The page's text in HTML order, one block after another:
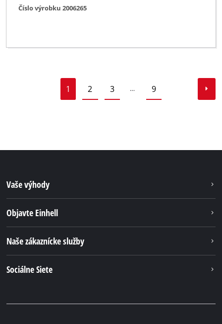
Číslo výrobku 2006265
1 2 3 … 9
Vaše výhody
Objavte Einhell
Naše zákaznícke služby
Sociálne Siete